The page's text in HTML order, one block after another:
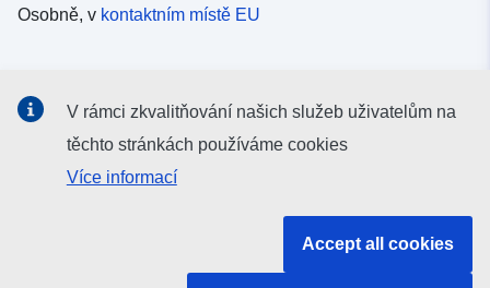
Osobně, v kontaktním místě EU
Vyhledávání informačních kanálů EU vsociálních médiích
V rámci zkvalitňování našich služeb uživatelům na
těchto stránkách používáme cookies
Více informací
Accept all cookies